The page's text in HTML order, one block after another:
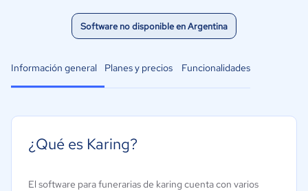
Software no disponible en Argentina
Información general Planes y precios Funcionalidades
¿Qué es Karing?
El software para funerarias de karing cuenta con varios